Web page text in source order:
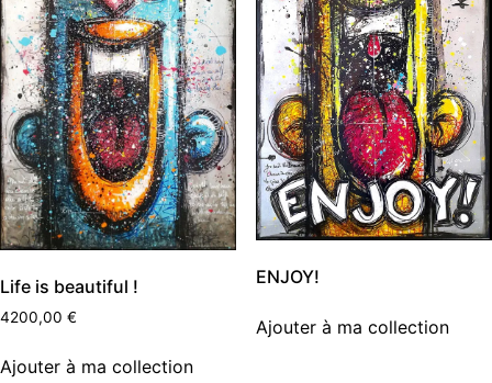
Life is beautiful !
4200,00 €
Ajouter à ma collection
ENJOY!
Ajouter à ma collection